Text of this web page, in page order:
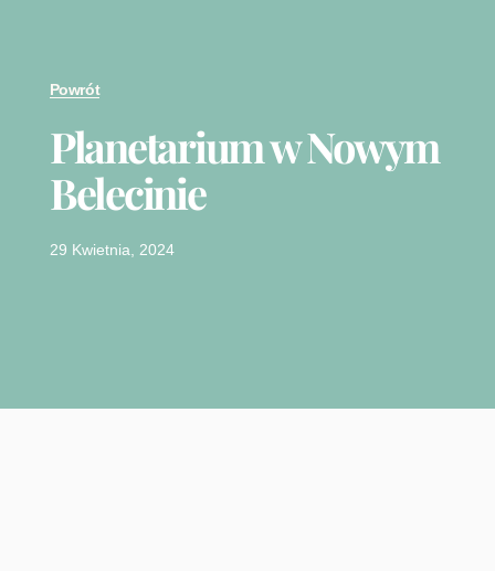
Powrót
Planetarium w Nowym
Belecinie
29 Kwietnia, 2024